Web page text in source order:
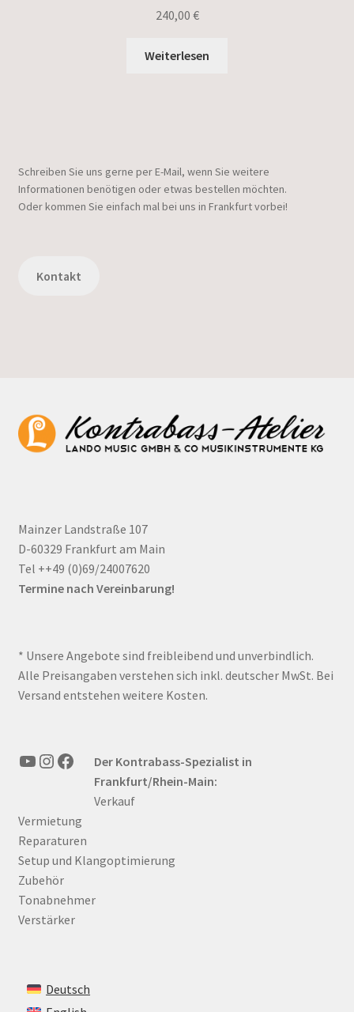
240,00 €
Weiterlesen
Schreiben Sie uns gerne per E-Mail, wenn Sie weitere
Informationen benötigen oder etwas bestellen möchten.
Oder kommen Sie einfach mal bei uns in Frankfurt vorbei!
Kontakt
Mainzer Landstraße 107
D-60329 Frankfurt am Main
Tel ++49 (0)69/24007620
Termine nach Vereinbarung!
* Unsere Angebote sind freibleibend und unverbindlich.
Alle Preisangaben verstehen sich inkl. deutscher MwSt. Bei
Versand entstehen weitere Kosten.
YouTube
Instagram
FacebookDer Kontrabass-Spezialist in
Frankfurt/Rhein-Main:
Verkauf
Vermietung
Reparaturen
Setup und Klangoptimierung
Zubehör
Tonabnehmer
Verstärker
Deutsch